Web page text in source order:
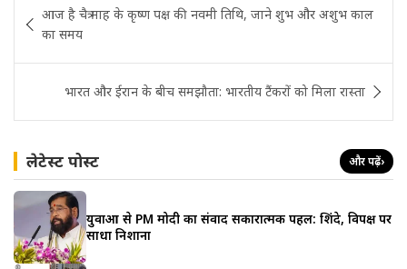
navigation
आज है चैत्र माह के कृष्ण पक्ष की नवमी तिथि, जाने शुभ और अशुभ काल
का समय
भारत और ईरान के बीच समझौता: भारतीय टैंकरों को मिला रास्ता
लेटेस्ट पोस्ट और पढ़ें›
युवाओं से PM मोदी का संवाद सकारात्मक पहल: शिंदे, विपक्ष पर
साधा निशाना